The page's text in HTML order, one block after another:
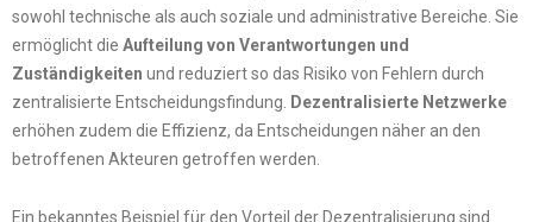
sowohl technische als auch soziale und administrative Bereiche. Sie
ermöglicht die Aufteilung von Verantwortungen und
Zuständigkeiten und reduziert so das Risiko von Fehlern durch
zentralisierte Entscheidungsfindung.
Dezentralisierte Netzwerke
erhöhen zudem die Effizienz, da Entscheidungen näher an den
betroffenen Akteuren getroffen werden.
Ein bekanntes Beispiel für den Vorteil der Dezentralisierung sind